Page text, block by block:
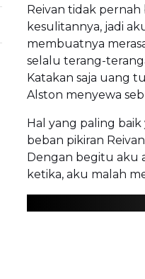
Reivan tidak
kesulitannya, jadi
membuatnya
selalu terang-
Katakan saja uang
Alston menyewa
Hal yang paling
beban pikiran
Dengan begitu aku
ketika, aku malah